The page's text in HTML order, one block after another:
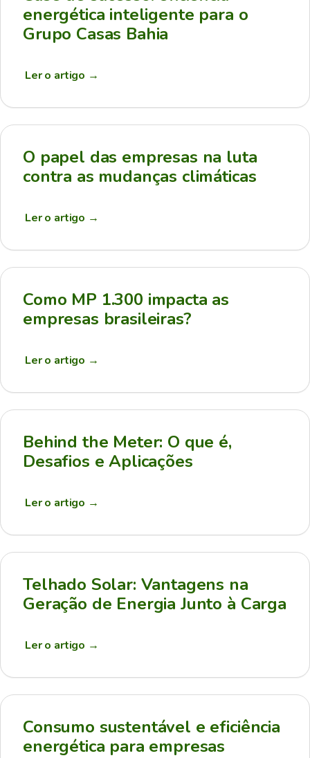
energética inteligente para o
Grupo Casas Bahia
Ler o artigo →
O papel das empresas na luta
contra as mudanças climáticas
Ler o artigo →
Como MP 1.300 impacta as
empresas brasileiras?
Ler o artigo →
Behind the Meter: O que é,
Desafios e Aplicações
Ler o artigo →
Telhado Solar: Vantagens na
Geração de Energia Junto à Carga
Ler o artigo →
Consumo sustentável e eficiência
energética para empresas